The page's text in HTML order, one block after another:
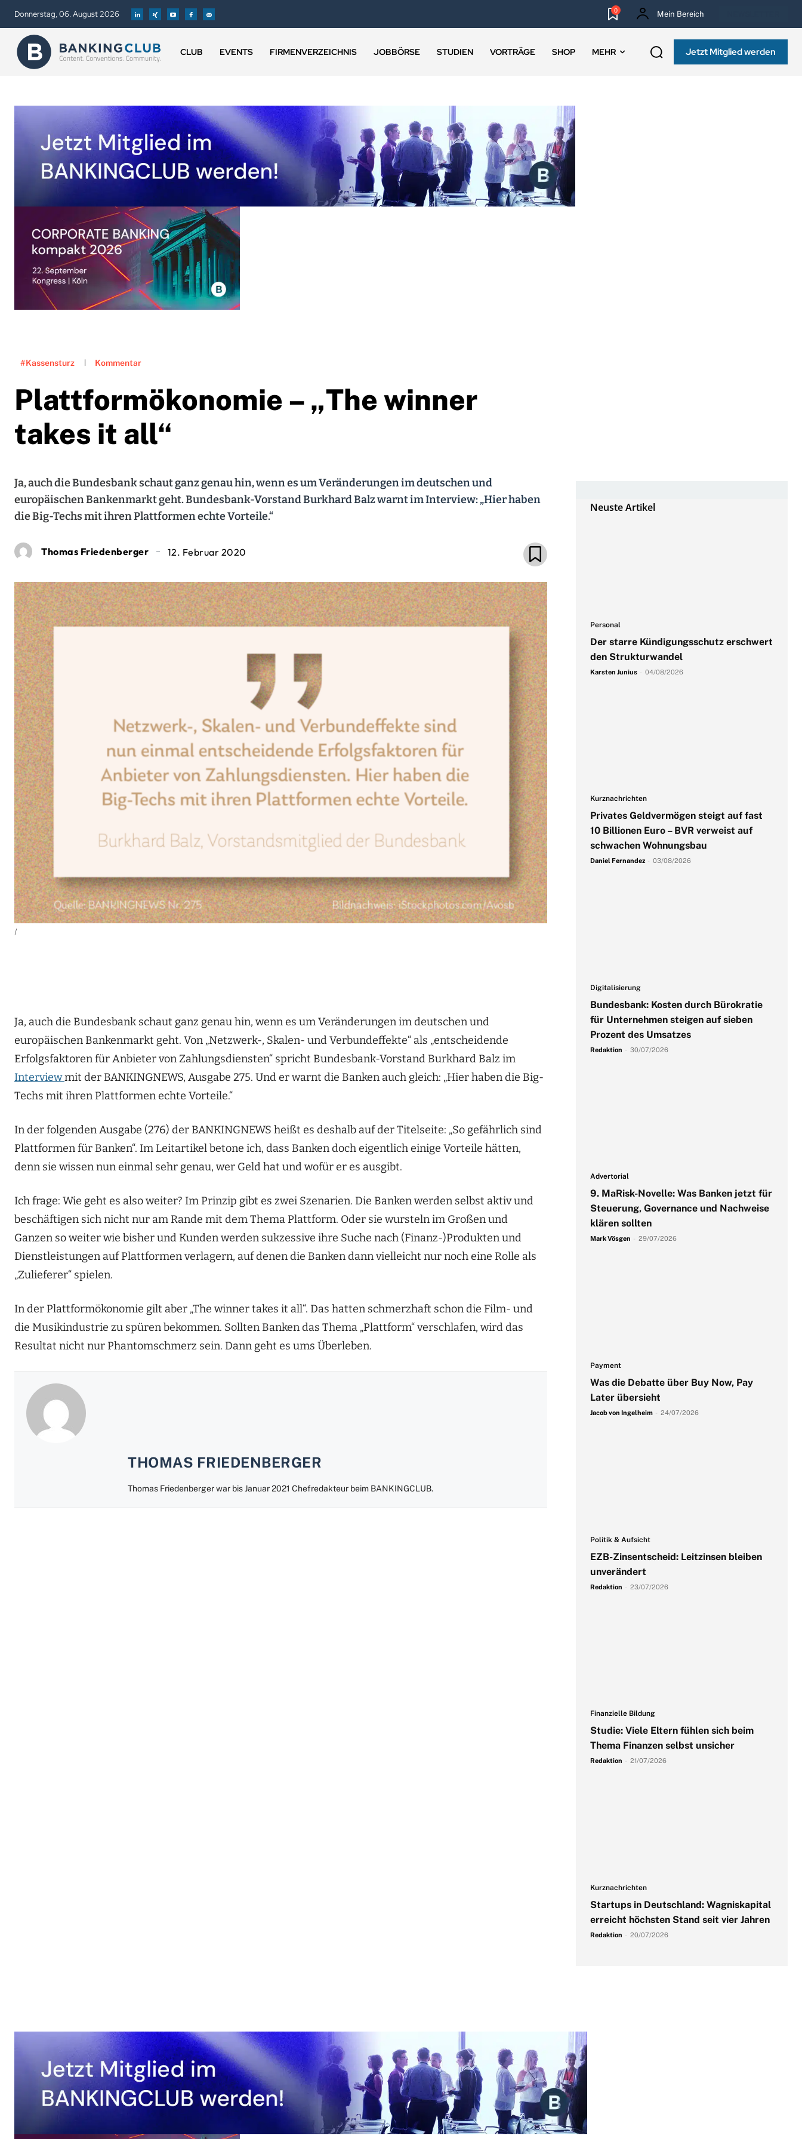
Donnerstag, 06. August 2026 0 Mein Bereich
CLUB EVENTS FIRMENVERZEICHNIS JOBBÖRSE STUDIEN VORTRÄGE SHOP MEHR Jetzt Mitglied werden
#Kassensturz Kommentar
Plattformökonomie – „The winner
takes it all“
Ja, auch die Bundesbank schaut ganz genau hin, wenn es um Veränderungen im deutschen und
europäischen Bankenmarkt geht. Bundesbank-Vorstand Burkhard Balz warnt im Interview: „Hier haben
die Big-Techs mit ihren Plattformen echte Vorteile.“
Thomas Friedenberger 12. Februar 2020
|
Ja, auch die Bundesbank schaut ganz genau hin, wenn es um Veränderungen im deutschen und
europäischen Bankenmarkt geht. Von „Netzwerk-, Skalen- und Verbundeffekte“ als „entscheidende
Erfolgsfaktoren für Anbieter von Zahlungsdiensten“ spricht Bundesbank-Vorstand Burkhard Balz im
Interviewmit der BANKINGNEWS, Ausgabe 275. Und er warnt die Banken auch gleich: „Hier haben die Big-
Techs mit ihren Plattformen echte Vorteile.“
In der folgenden Ausgabe (276) der BANKINGNEWS heißt es deshalb auf der Titelseite: „So gefährlich sind
Plattformen für Banken“. Im Leitartikel betone ich, dass Banken doch eigentlich einige Vorteile hätten,
denn sie wissen nun einmal sehr genau, wer Geld hat und wofür er es ausgibt.
Ich frage: Wie geht es also weiter? Im Prinzip gibt es zwei Szenarien. Die Banken werden selbst aktiv und
beschäftigen sich nicht nur am Rande mit dem Thema Plattform. Oder sie wursteln im Großen und
Ganzen so weiter wie bisher und Kunden werden sukzessive ihre Suche nach (Finanz-)Produkten und
Dienstleistungen auf Plattformen verlagern, auf denen die Banken dann vielleicht nur noch eine Rolle als
„Zulieferer“ spielen.
In der Plattformökonomie gilt aber „The winner takes it all“. Das hatten schmerzhaft schon die Film- und
die Musikindustrie zu spüren bekommen. Sollten Banken das Thema „Plattform“ verschlafen, wird das
Resultat nicht nur Phantomschmerz sein. Dann geht es ums Überleben.
THOMAS FRIEDENBERGER
Thomas Friedenberger war bis Januar 2021 Chefredakteur beim BANKINGCLUB.
Neuste Artikel
Personal
Der starre Kündigungsschutz erschwert
den Strukturwandel
Karsten Junius 04/08/2026
Kurznachrichten
Privates Geldvermögen steigt auf fast
10 Billionen Euro – BVR verweist auf
schwachen Wohnungsbau
Daniel Fernandez 03/08/2026
Digitalisierung
Bundesbank: Kosten durch Bürokratie
für Unternehmen steigen auf sieben
Prozent des Umsatzes
Redaktion 30/07/2026
Advertorial
9. MaRisk-Novelle: Was Banken jetzt für
Steuerung, Governance und Nachweise
klären sollten
Mark Vösgen 29/07/2026
Payment
Was die Debatte über Buy Now, Pay
Later übersieht
Jacob von Ingelheim 24/07/2026
Politik & Aufsicht
EZB-Zinsentscheid: Leitzinsen bleiben
unverändert
Redaktion 23/07/2026
Finanzielle Bildung
Studie: Viele Eltern fühlen sich beim
Thema Finanzen selbst unsicher
Redaktion 21/07/2026
Kurznachrichten
Startups in Deutschland: Wagniskapital
erreicht höchsten Stand seit vier Jahren
Redaktion 20/07/2026